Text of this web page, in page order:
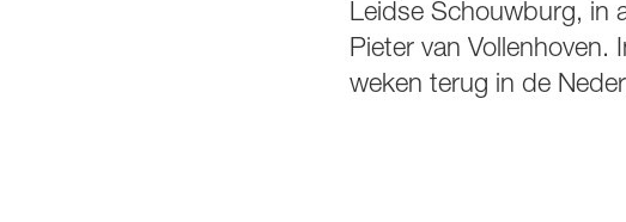
Leidse Schouwburg, in
Pieter van Vollenhoven.
weken terug in de